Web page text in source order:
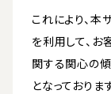
これにより、
を利用して、お
関する関心の
となっております